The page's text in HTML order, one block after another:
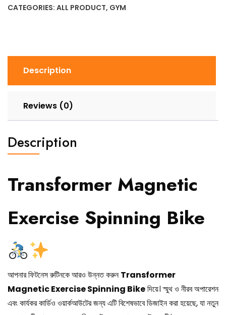
Bike
CATEGORIES: ALL PRODUCT, GYM
Description
Reviews (0)
Description
Transformer Magnetic
Exercise Spinning Bike
আপনার ফিটনেস রুটিনকে আরও উন্নত করুনTransformer
Magnetic Exercise Spinning Bikeদিয়ে। স্মুথ ও নীরব অপারেশন
এবং কার্যকর কার্ডিও ওয়ার্কআউটের জন্য এটি বিশেষভাবে ডিজাইন করা হয়েছে, যা নতুন